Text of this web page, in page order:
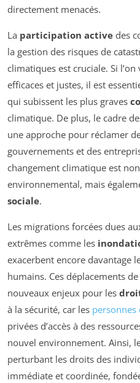
directement menacés.
La participation active des
la gestion des risques de
climatiques est cruciale. Si
efficaces et justes, il est
qui subissent les plus graves
climatique. De plus, le cadre
une approche pour réclamer
gouvernements et des
changement climatique est
environnemental, mais
sociale.
Les migrations forcées dues
extrêmes comme les
exacerbent encore davantage
humains. Ces déplacements
nouveaux enjeux pour les
à la sécurité, car les personnes
privées d’accès à des
nouvel environnement. Ainsi,
perturbant les droits des
immédiate et coordinée,